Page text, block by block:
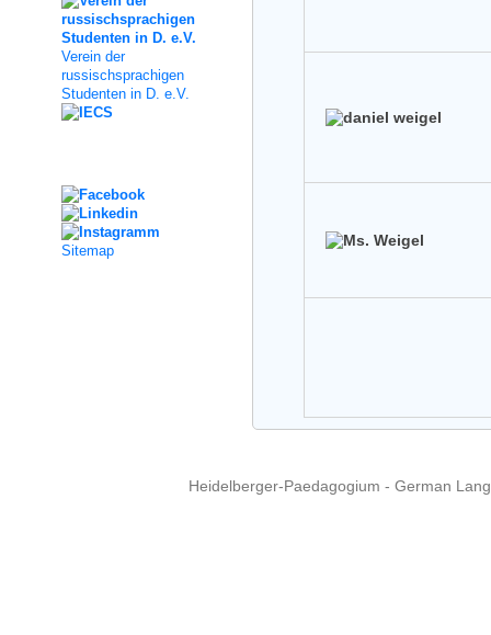
Verein der
russischsprachigen
Studenten in D. e.V.
Sitemap
Heidelberger-Paedagogium - German